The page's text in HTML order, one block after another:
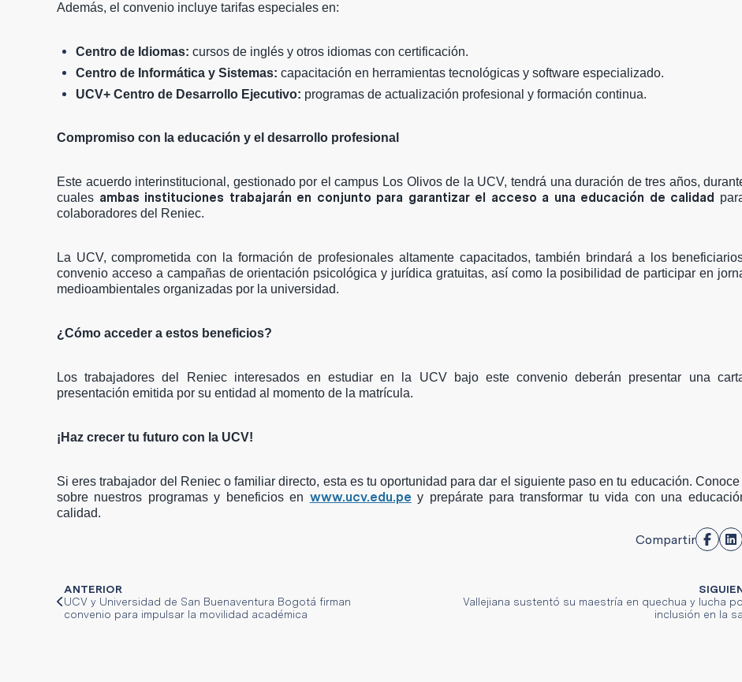
Además, el convenio incluye tarifas especiales en:
Centro de Idiomas: cursos de inglés y otros idiomas con certificación.
Centro de Informática y Sistemas: capacitación en herramientas tecnológicas y software especializado.
UCV+ Centro de Desarrollo Ejecutivo: programas de actualización profesional y formación continua.
Compromiso con la educación y el desarrollo profesional
Este acuerdo interinstitucional, gestionado por el campus Los Olivos de la UCV, tendrá una duración de tres años,
cuales ambas instituciones trabajarán en conjunto para garantizar el acceso a una educación de calidad
colaboradores del Reniec.
La UCV, comprometida con la formación de profesionales altamente capacitados, también brindará a los
convenio acceso a campañas de orientación psicológica y jurídica gratuitas, así como la posibilidad de participar en
medioambientales organizadas por la universidad.
¿Cómo acceder a estos beneficios?
Los trabajadores del Reniec interesados en estudiar en la UCV bajo este convenio deberán presentar una
presentación emitida por su entidad al momento de la matrícula.
¡Haz crecer tu futuro con la UCV!
Si eres trabajador del Reniec o familiar directo, esta es tu oportunidad para dar el siguiente paso en tu educación. Conoce
sobre nuestros programas y beneficios en www.ucv.edu.pe y prepárate para transformar tu vida con una
calidad.
Compartir
ANTERIOR
UCV y Universidad de San Buenaventura Bogotá firman
convenio para impulsar la movilidad académica
Vallejiana sustentó su maestría en quechua y lucha
inclusión en la